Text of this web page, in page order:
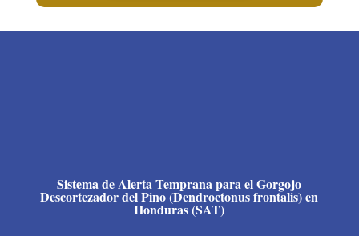
Sistema de Alerta Temprana para el Gorgojo
Descortezador del Pino (Dendroctonus frontalis) en
Honduras (SAT)